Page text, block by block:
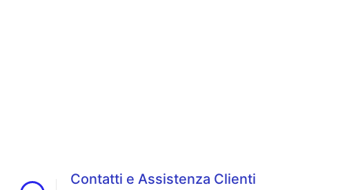
Contatti e Assistenza Clienti